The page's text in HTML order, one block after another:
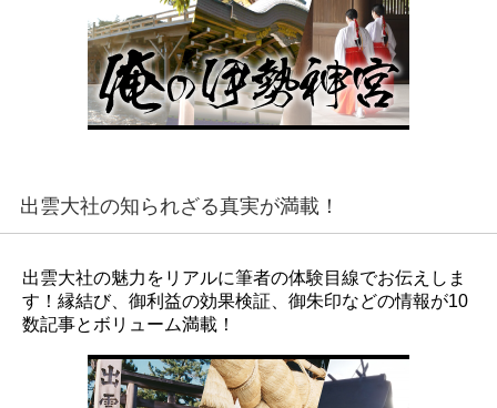
出雲大社の知られざる真実が満載！
出雲大社の魅力をリアルに筆者の体験目線でお伝えしま
す！縁結び、御利益の効果検証、御朱印などの情報が10
数記事とボリューム満載！